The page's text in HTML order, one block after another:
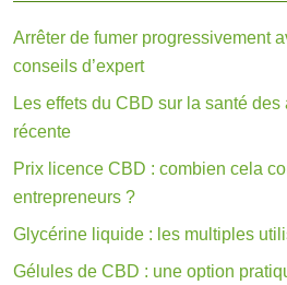
Arrêter de fumer progressivement
conseils d’expert
Les effets du CBD sur la santé
récente
Prix licence CBD : combien cela
entrepreneurs ?
Glycérine liquide : les multiples
Gélules de CBD : une option